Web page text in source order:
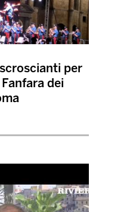
per
dei